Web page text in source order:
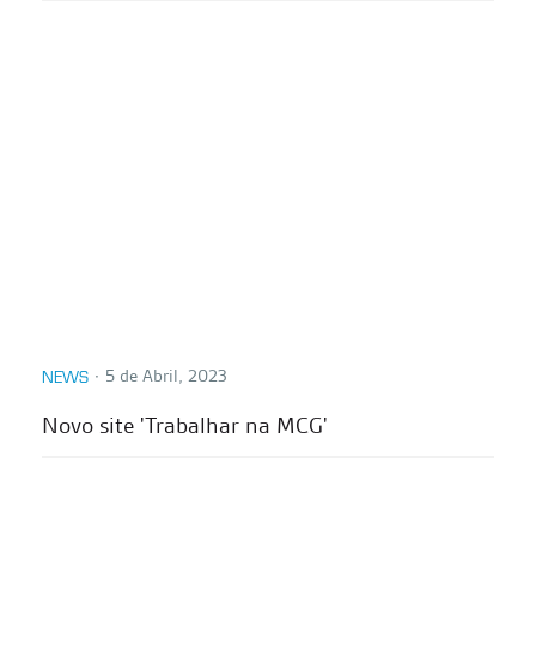
NEWS ∙ 5 de Abril, 2023
Novo site 'Trabalhar na MCG'